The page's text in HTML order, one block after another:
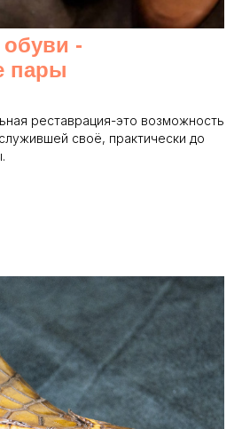
обуви -
пары
реставрация-это возможность
своё, практически до